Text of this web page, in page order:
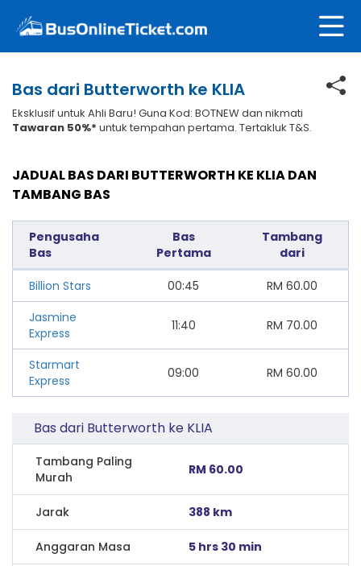
Bas dari Butterworth ke KLIA
Eksklusif untuk Ahli Baru! Guna Kod: BOTNEW dan nikmati
Tawaran 50%* untuk tempahan pertama. Tertakluk T&S.
JADUAL BAS DARI BUTTERWORTH KE KLIA DAN
TAMBANG BAS
Pengusaha
Bas
Bas
Pertama
Tambang
dari
Billion Stars 00:45 RM 60.00
Jasmine
Express
11:40 RM 70.00
Starmart
Express
09:00 RM 60.00
Bas dari Butterworth ke KLIA
Tambang Paling
Murah
RM 60.00
Jarak 388 km
Anggaran Masa 5 hrs 30 min